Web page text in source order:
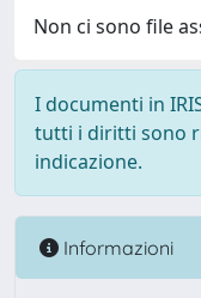
Non ci sono file
I documenti in
tutti i diritti sono
indicazione.
Informazioni